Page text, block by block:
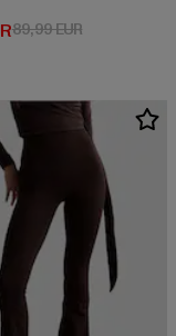
Preis: 80,99 EUR
89,99 EURAktionspreis: